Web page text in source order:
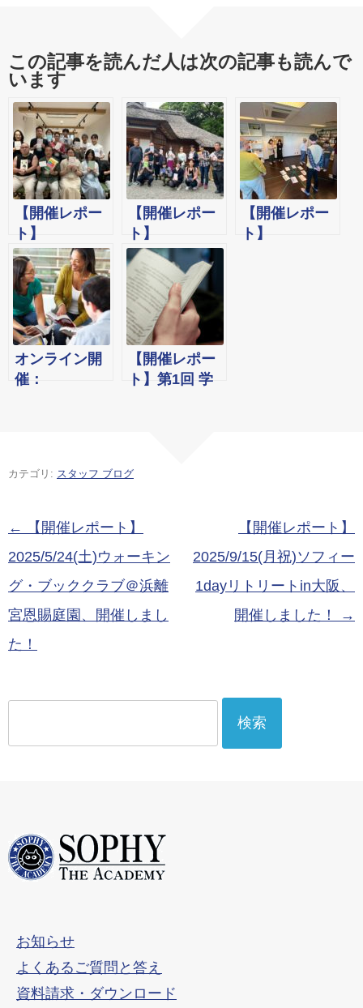
この記事を読んだ人は次の記事も読んで
います
【開催レポー
ト】
2025/9/15(月
祝)ソフィー
1dayリトリー
トin大阪、開
催しました！
【開催レポー
ト】
2025/5/24(土)
ウォーキン
グ・ブックク
ラブ＠浜離宮
恩賜庭園、開
催しました！
【開催レポー
ト】
オンライン開
催：
マインディン
ョップ！」
【開催レポー
ト】第1回 学
会 （通信コー
カテゴリ: スタッフ ブログ
投稿ナビゲーション
←
【開催レポート】
2025/5/24(土)ウォーキン
グ・ブッククラブ＠浜離
宮恩賜庭園、開催しまし
た！
【開催レポート】
2025/9/15(月祝)ソフィー
1dayリトリートin大阪、
開催しました！
→
索:
お知らせ
よくあるご質問と答え
資料請求・ダウンロード